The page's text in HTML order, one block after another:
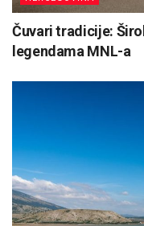
Čuvari tradicije:
legendama MNL-a